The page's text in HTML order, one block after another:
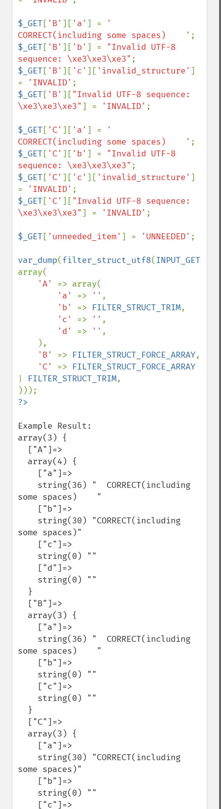
$_GET[ 'B' ][ 'a' ] =
'
CORRECT(including some spaces)    '
$_GET[ 'B' ][ 'b' ] = "Invalid UTF-8
sequence: \xe3\xe3\xe3"
$_GET[ 'B' ][ 'c' ][ 'invalid_structure' ]
=
'INVALID'
$_GET[ 'B' ]["Invalid UTF-8 sequence:
\xe3\xe3\xe3"] = 'INVALID' ;
$_GET[ 'C' ][ 'a' ] =
'
CORRECT(including some spaces)    '
$_GET[ 'C' ][ 'b' ] = "Invalid UTF-8
sequence: \xe3\xe3\xe3"
$_GET[ 'C' ][ 'c' ][ 'invalid_structure' ]
=
'INVALID'
$_GET[ 'C' ]["Invalid UTF-8 sequence:
\xe3\xe3\xe3"] = 'INVALID' ;
$_GET[ 'unneeded_item' ] = 'UNNEEDED' ;
var_dump(filter_struct_utf8(INPUT_GET
array(
'A' => array(
'a' => '' ,
'b' => FILTER_STRUCT_TRIM,
'c' => '' ,
'd' => '' ,
'B' => FILTER_STRUCT_FORCE_ARRAY,
'C' =>
FILTER_STRUCT_TRIM,
Example Result:
array(3) {
some spaces)    "
some spaces)"
some spaces)    "
some spaces)"